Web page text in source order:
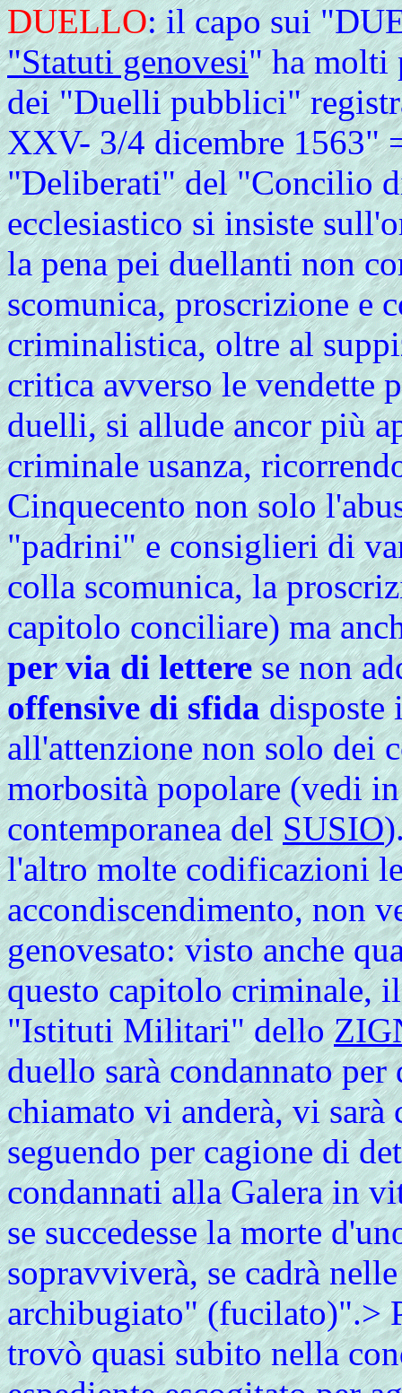
DUELLO: il capo sui
"Statuti genovesi" ha molti
dei "Duelli pubblici"
XXV- 3/4 dicembre 1563"
"Deliberati" del "Concilio
ecclesiastico si insiste
la pena pei duellanti non
scomunica, proscrizione e
criminalistica, oltre al
critica avverso le vendette
duelli, si allude ancor più
criminale usanza,
Cinquecento non solo
"padrini" e consiglieri di
colla scomunica, la
capitolo conciliare) ma
per via di letterese non
offensive di sfidadisposte
all'attenzione non solo dei
morbosità popolare (vedi
contemporanea delSUSIO
l'altro molte codificazioni
accondiscendimento, non
genovesato: visto anche
questo capitolo criminale,
"Istituti Militari" dello
duello sarà condannato
chiamato vi anderà, vi sarà
seguendo per cagione di
condannati alla Galera in
se succedesse la morte
sopravviverà, se cadrà
archibugiato" (fucilato)".>
trovò quasi subito nella